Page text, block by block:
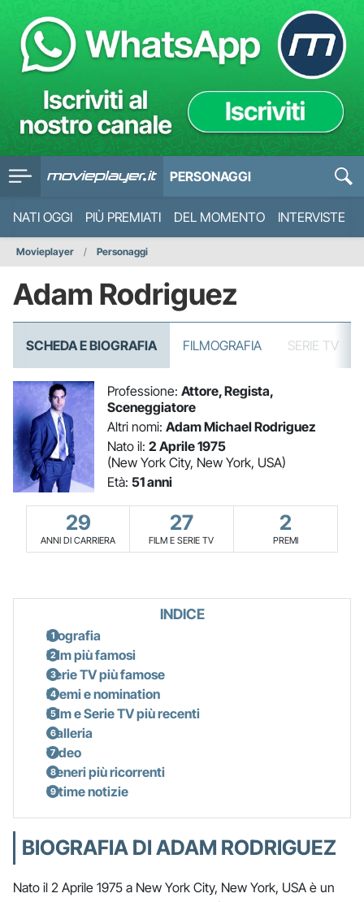
PERSONAGGI
NATI OGGI PIÙ PREMIATI DEL MOMENTO INTERVISTE
Movieplayer Personaggi
Adam Rodriguez
SCHEDA E BIOGRAFIA FILMOGRAFIA SERIE TV
Professione: Attore, Regista,
Sceneggiatore
Altri nomi: Adam Michael Rodriguez
Nato il: 2 Aprile 1975
(New York City, New York, USA)
Età: 51 anni
29
ANNI DI CARRIERA
27
FILM E SERIE TV
2
PREMI
INDICE
Biografia
Film più famosi
Serie TV più famose
Premi e nomination
Film e Serie TV più recenti
Galleria
Video
Generi più ricorrenti
Ultime notizie
BIOGRAFIA DI ADAM RODRIGUEZ
Nato il 2 Aprile 1975 a New York City, New York, USA è un